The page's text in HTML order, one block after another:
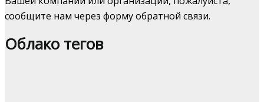
сообщите нам через форму обратной связи.
Облако тегов